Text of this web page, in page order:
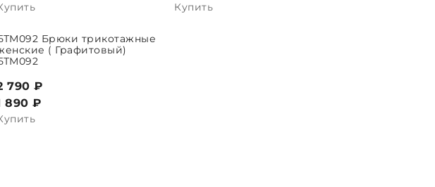
Купить
Брюки трикотажные
( Графитовый)
790 ₽
890 ₽